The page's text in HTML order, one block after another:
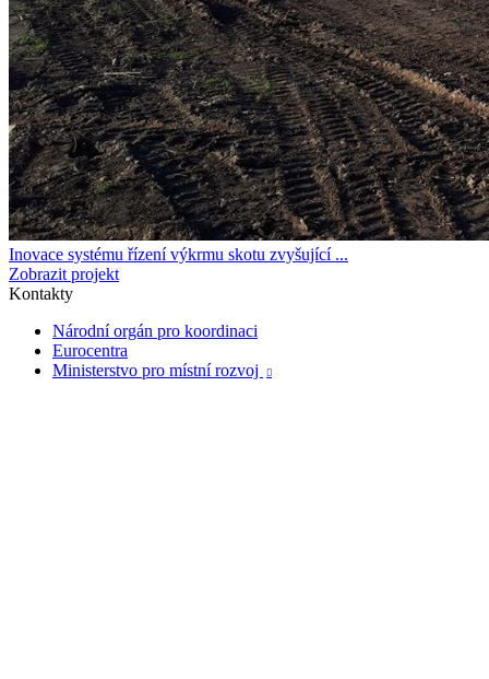
Inovace systému řízení výkrmu skotu zvyšující ...
Zobrazit projekt
Kontakty
Národní orgán pro koordinaci
Eurocentra
Ministerstvo pro místní rozvoj
